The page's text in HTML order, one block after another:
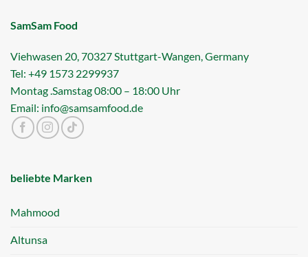
SamSam Food
Viehwasen 20, 70327 Stuttgart-Wangen, Germany
Tel: +49 1573 2299937
Montag .Samstag 08:00 – 18:00 Uhr
Email: info@samsamfood.de
beliebte Marken
Mahmood
Altunsa